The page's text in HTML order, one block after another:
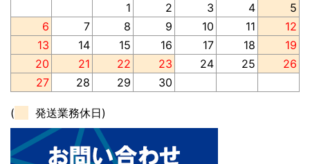
1 2 3 4
5
6
7 8 9 10 11
12
13
14 15 16 17 18
19
20
21 22 23 24 25
26
27
28 29 30
( 発送業務休日)